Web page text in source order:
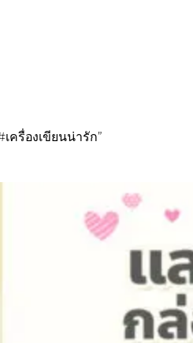
ครื่องเขียนน่ารัก”